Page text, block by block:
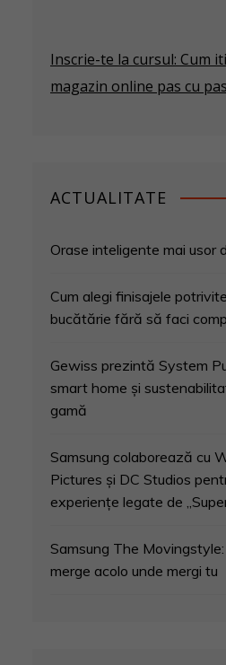
Inscrie-te la cursul: Cum
magazin online pas cu pas
ACTUALITATE
Orase inteligente mai usor
Cum alegi finisajele
bucătărie fără să faci
Gewiss prezintă System
smart home și
gamă
Samsung colaborează cu
Pictures și DC Studios
experiențe legate de
Samsung The
merge acolo unde mergi tu